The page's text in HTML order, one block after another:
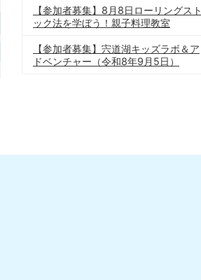
【参加者募集】8月8日ローリングスト
ック法を学ぼう！親子料理教室
【参加者募集】宍道湖キッズラボ＆ア
ドベンチャー（令和8年9月5日）